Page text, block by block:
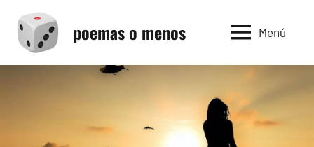
contenido
poemas o menos Menú